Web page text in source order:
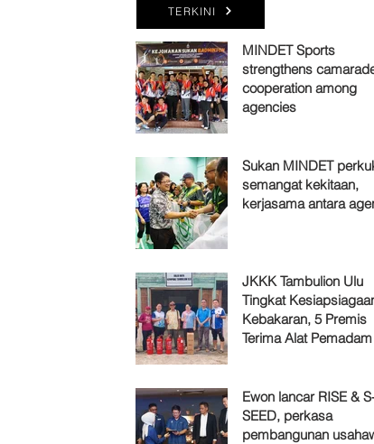
TERKINI
MINDET Sports
strengthens
cooperation among
agencies
Sukan MINDET
semangat kekitaan,
kerjasama antara
JKKK Tambulion Ulu
Tingkat
Kebakaran, 5 Premis
Terima Alat
Ewon lancar RISE &
SEED, perkasa
pembangunan